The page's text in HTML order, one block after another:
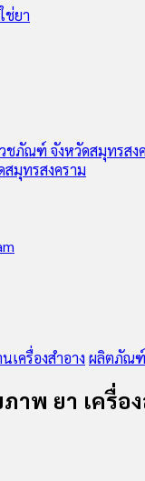
ช่ยา
วชภัณฑ์ จังหวัดสมุทรสง
สมุทรสงคราม
นเครื่องสำอาง ผลิตภัณ
พ ยา เครื่อง